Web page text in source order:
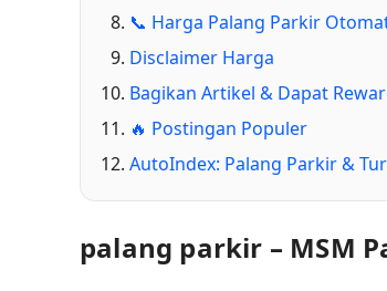
📞 Harga Palang Parkir
Disclaimer Harga
Bagikan Artikel & Dapat
🔥 Postingan Populer
AutoIndex: Palang Parkir &
palang parkir – MSM